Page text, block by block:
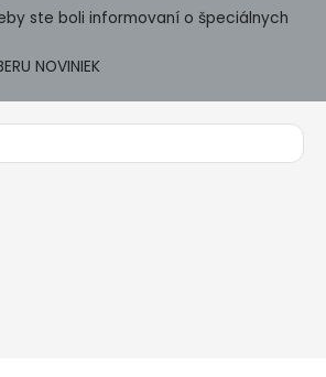
ste boli informovaní o špeciálnych
NOVINIEK